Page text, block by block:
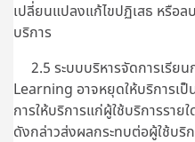
เปลี่ยนแปลงแก้ไขปฏิเสธ หรือล
บริการ
2.5 ระบบบริหารจัดการเรียน
Learning อาจหยุดให้บริการเป็
การให้บริการแก่ผู้ใช้บริการราย
ดังกล่าวส่งผลกระทบต่อผู้ใช้บ